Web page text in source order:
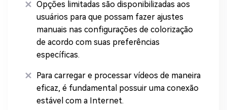
Opções limitadas são disponibilizadas aos
usuários para que possam fazer ajustes
manuais nas configurações de colorização
de acordo com suas preferências
específicas.
Para carregar e processar vídeos de maneira
eficaz, é fundamental possuir uma conexão
estável com a Internet.